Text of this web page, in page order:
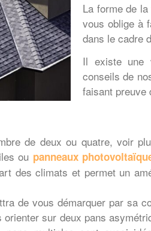
La forme de
vous oblige à
dans le cadre
Il existe une
conseils de
faisant preuve
de deux ou quatre, voir
ou panneaux
des climats et permet un
de vous démarquer par sa
sur deux pans